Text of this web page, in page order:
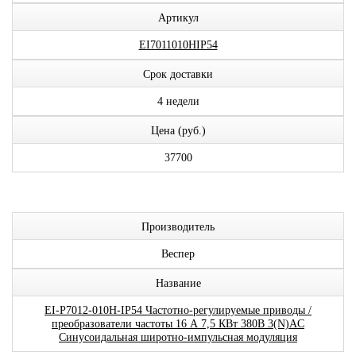
Артикул
EI7011010HIP54
Срок доставки
4 недели
Цена (руб.)
37700
Производитель
Веспер
Название
EI-P7012-010H-IP54 Частотно-регулируемые приводы /
преобразователи частоты 16 А 7,5 КВт 380В 3(N)AC
Синусоидальная широтно-импульсная модуляция